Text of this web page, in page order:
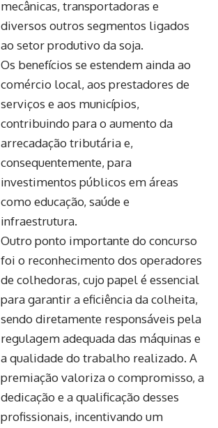
mecânicas, transportadoras e
diversos outros segmentos ligados
ao setor produtivo da soja.
Os benefícios se estendem ainda ao
comércio local, aos prestadores de
serviços e aos municípios,
contribuindo para o aumento da
arrecadação tributária e,
consequentemente, para
investimentos públicos em áreas
como educação, saúde e
infraestrutura.
Outro ponto importante do concurso
foi o reconhecimento dos operadores
de colhedoras, cujo papel é essencial
para garantir a eficiência da colheita,
sendo diretamente responsáveis pela
regulagem adequada das máquinas e
a qualidade do trabalho realizado. A
premiação valoriza o compromisso, a
dedicação e a qualificação desses
profissionais, incentivando um